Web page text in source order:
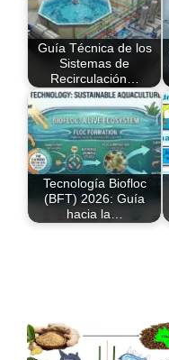
Guía Técnica de los
Sistemas de
Recirculación…
Tecnología Biofloc
(BFT) 2026: Guía
hacia la…